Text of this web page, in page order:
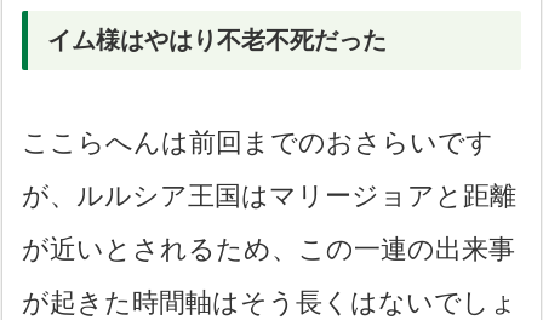
イム様はやはり不老不死だった
ここらへんは前回までのおさらいです
が、ルルシア王国はマリージョアと距離
が近いとされるため、この一連の出来事
が起きた時間軸はそう長くはないでしょ